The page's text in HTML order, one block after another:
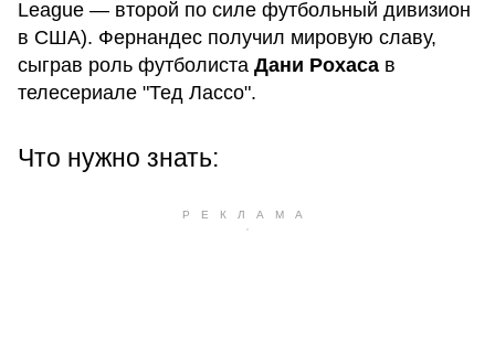
League — второй по силе футбольный дивизион
в США). Фернандес получил мировую славу,
сыграв роль футболиста Дани Рохаса в
телесериале "Тед Лассо".
Что нужно знать: